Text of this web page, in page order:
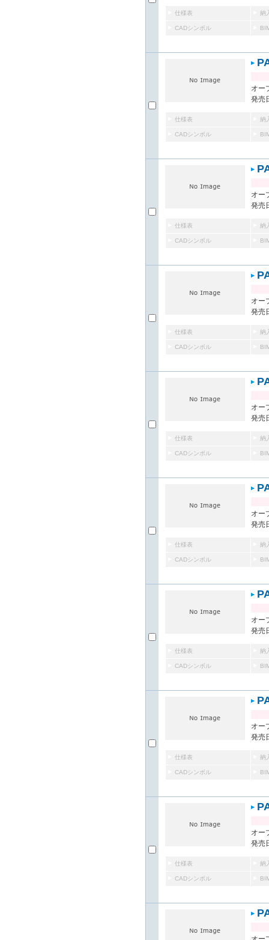
仕様表 納
CADシンボル
オー
発売
仕様表 納
CADシンボル
オー
発売
仕様表 納
CADシンボル
オー
発売
仕様表 納
CADシンボル
オー
発売
仕様表 納
CADシンボル
オー
発売
仕様表 納
CADシンボル
オー
発売
仕様表 納
CADシンボル
オー
発売
仕様表 納
CADシンボル
オー
発売
仕様表 納
CADシンボル